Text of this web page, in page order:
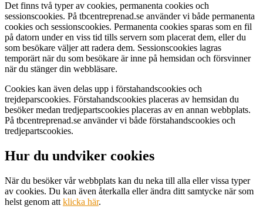
Det finns två typer av cookies, permanenta cookies och
sessionscookies. På tbcentreprenad.se använder vi både permanenta
cookies och sessionscookies. Permanenta cookies sparas som en fil
på datorn under en viss tid tills servern som placerat dem, eller du
som besökare väljer att radera dem. Sessionscookies lagras
temporärt när du som besökare är inne på hemsidan och försvinner
när du stänger din webbläsare.
Cookies kan även delas upp i förstahandscookies och
trejdeparscookies. Förstahandscookies placeras av hemsidan du
besöker medan tredjepartscookies placeras av en annan webbplats.
På tbcentreprenad.se använder vi både förstahandscookies och
tredjepartscookies.
Hur du undviker cookies
När du besöker vår webbplats kan du neka till alla eller vissa typer
av cookies. Du kan även återkalla eller ändra ditt samtycke när som
helst genom att klicka här.